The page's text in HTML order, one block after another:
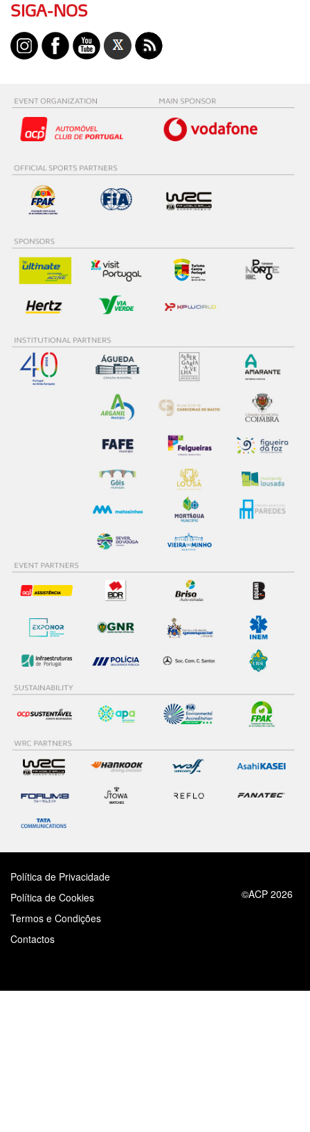
SIGA-NOS
Política de Privacidade
Política de Cookies
Termos e Condições
Contactos
©ACP 2026